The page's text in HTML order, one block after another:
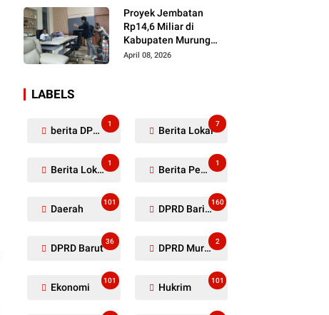
Proyek Jembatan
Rp14,6 Miliar di
Kabupaten Murung
Raya Mangkrak,
April 08, 2026
LABELS
berita DPRD Murung Raya
1
Berita Lokal
7
Berita Lokal Kabupaten Barito Utara
1
Berita Pemkab Murung Raya
1
Daerah
101
DPRD Barito Utara
160
DPRD Barut
36
DPRD Murung Raya
2
Ekonomi
101
Hukrim
101